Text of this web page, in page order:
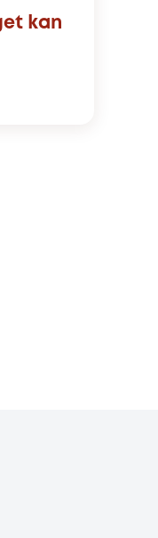
kan